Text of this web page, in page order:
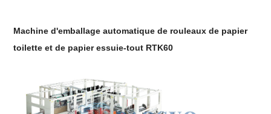
Machine d'emballage automatique de rouleaux de papier
toilette et de papier essuie-tout RTK60